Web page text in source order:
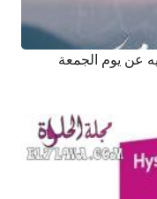
عن يوم الجمعة